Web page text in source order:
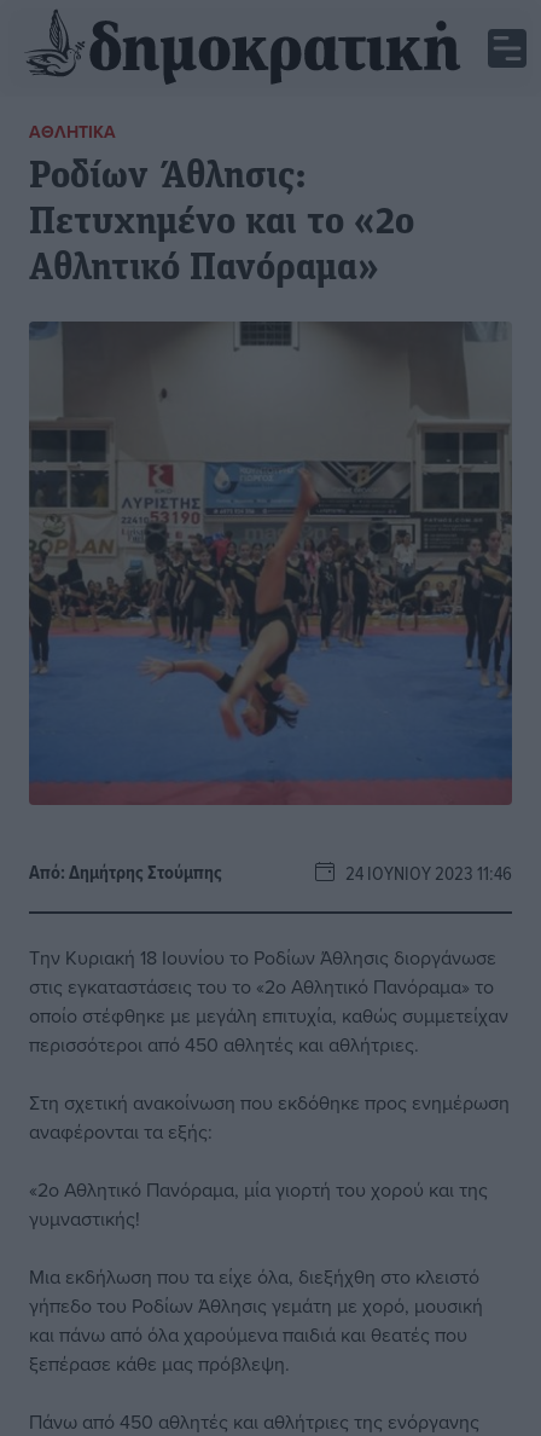
ΑΘΛΗΤΙΚΆ
Ροδίων Άθλησις:
Πετυχημένο και το «2ο
Αθλητικό Πανόραμα»
Από:Δημήτρης Στούμπης 24 ΙΟΥΝΊΟΥ 2023 11:46
Την Κυριακή 18 Ιουνίου το Ροδίων Άθλησις διοργάνωσε
στις εγκαταστάσεις του το «2ο Αθλητικό Πανόραμα» το
οποίο στέφθηκε με μεγάλη επιτυχία, καθώς συμμετείχαν
περισσότεροι από 450 αθλητές και αθλήτριες.
Στη σχετική ανακοίνωση που εκδόθηκε προς ενημέρωση
αναφέρονται τα εξής:
«2ο Αθλητικό Πανόραμα, μία γιορτή του χορού και της
γυμναστικής!
Μια εκδήλωση που τα είχε όλα, διεξήχθη στο κλειστό
γήπεδο του Ροδίων Άθλησις γεμάτη με χορό, μουσική
και πάνω από όλα χαρούμενα παιδιά και θεατές που
ξεπέρασε κάθε μας πρόβλεψη.
Πάνω από 450 αθλητές και αθλήτριες της ενόργανης